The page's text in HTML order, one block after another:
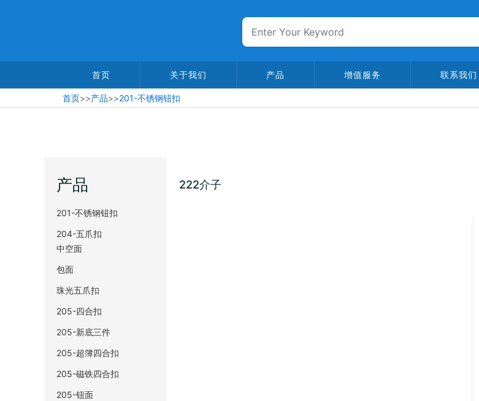
首页 关于我们 产品 增值服务 联系我们
首页>>产品>>201-不锈钢钮扣
产品
201-不锈钢钮扣
204-五爪扣
中空面
包面
珠光五爪扣
205-四合扣
205-新底三件
205-超簿四合扣
205-磁铁四合扣
205-钮面
222介子